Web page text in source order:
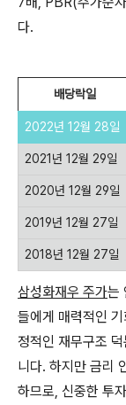
다.
배당락일
2022년 12월 28일
2021년 12월 29일
2020년 12월 29일
2019년 12월 27일
2018년 12월 27일
삼성화재우 주가는
들에게 매력적인
정적인 재무구조
니다. 하지만 금리
하므로, 신중한 투